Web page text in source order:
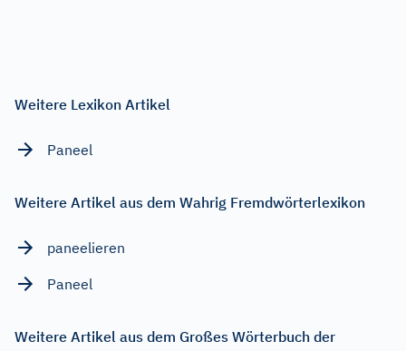
Weitere Lexikon Artikel
Paneel
Weitere Artikel aus dem Wahrig Fremdwörterlexikon
paneelieren
Paneel
Weitere Artikel aus dem Großes Wörterbuch der